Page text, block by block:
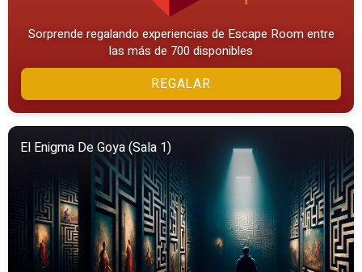
Sorprende regalando experiencias de Escape Room entre
las más de 700 disponibles
REGALAR
El Enigma De Goya (Sala 1)